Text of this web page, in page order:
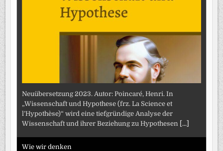
Neuübersetzung 2023. Autor: Poincaré, Henri. In
„Wissenschaft und Hypothese (frz. La Science et
l’Hypothèse)“ wird eine tiefgründige Analyse der
Wissenschaft und ihrer Beziehung zu Hypothesen [...]
Wie wir denken